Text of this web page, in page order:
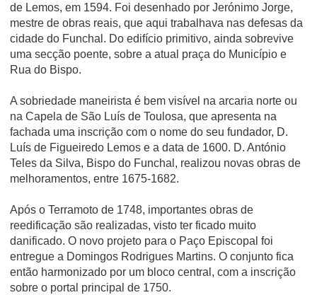
de Lemos, em 1594. Foi desenhado por Jerónimo Jorge,
mestre de obras reais, que aqui trabalhava nas defesas da
cidade do Funchal. Do edifício primitivo, ainda sobrevive
uma secção poente, sobre a atual praça do Município e
Rua do Bispo.
A sobriedade maneirista é bem visível na arcaria norte ou
na Capela de São Luís de Toulosa, que apresenta na
fachada uma inscrição com o nome do seu fundador, D.
Luís de Figueiredo Lemos e a data de 1600. D. António
Teles da Silva, Bispo do Funchal, realizou novas obras de
melhoramentos, entre 1675-1682.
Após o Terramoto de 1748, importantes obras de
reedificação são realizadas, visto ter ficado muito
danificado. O novo projeto para o Paço Episcopal foi
entregue a Domingos Rodrigues Martins. O conjunto fica
então harmonizado por um bloco central, com a inscrição
sobre o portal principal de 1750.